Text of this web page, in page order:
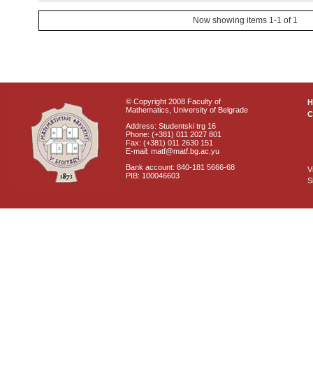
Now showing items 1-1 of 1
© Copyright 2008 Faculty of
Mathematics, University of Belgrade
Address: Studentski trg 16
Phone: (+381) 011 2027 801
Fax: (+381) 011 2630 151
E-mail: matf@matf.bg.ac.yu
Bank account: 840-181 5666-68
PIB: 100046603